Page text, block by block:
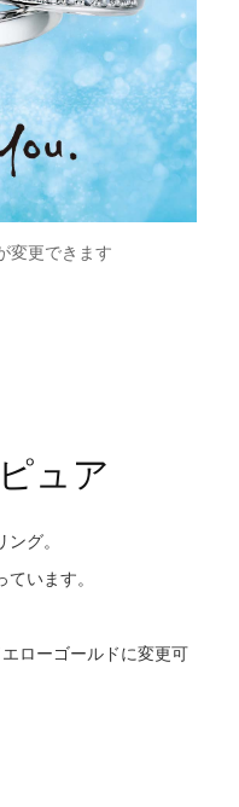
変更できます
ュア
グ。
ています。
ローゴールドに変更可